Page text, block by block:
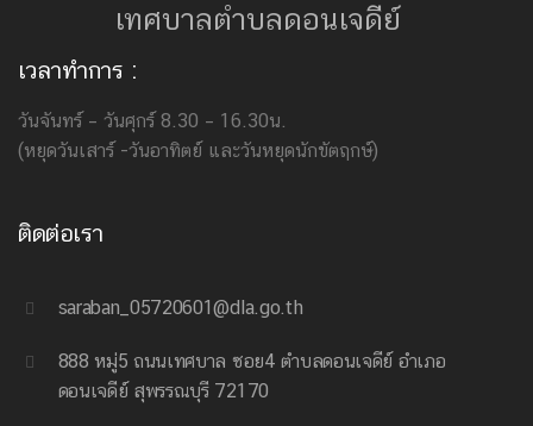
เทศบาลตำบลดอนเจดีย์
เวลาทำการ :
วันจันทร์ – วันศุกร์ 8.30 – 16.30น.
(หยุดวันเสาร์ -วันอาทิตย์ และวันหยุดนักขัตฤกษ์)
ติดต่อเรา
saraban_05720601@dla.go.th
888 หมู่5 ถนนเทศบาล ซอย4 ตำบลดอนเจดีย์ อำเภอ
ดอนเจดีย์ สุพรรณบุรี 72170